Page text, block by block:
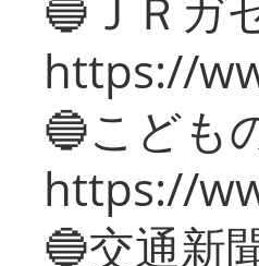
https://
🔵こども
https://
🔵交通新